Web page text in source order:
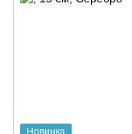
Новинка